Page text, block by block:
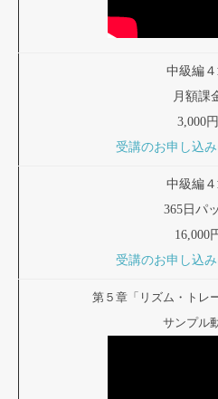
中級編
月額課
3,000円
受講のお申し込み
中級編
365日パ
16,000
受講のお申し込み
第５章「リズム・トレ
サンプル